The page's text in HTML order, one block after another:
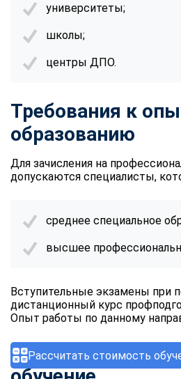
Рассчитать стоимость
университеты;
школы;
центры ДПО.
Требования к
образованию
Для зачисления на
допускаются специалисты,
среднее специальное
высшее
Вступительные экзамены при
дистанционный курс
Опыт работы по данному
5 шагов, чтобы